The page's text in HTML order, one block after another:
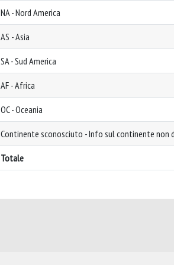
NA - Nord America
AS - Asia
SA - Sud America
AF - Africa
OC - Oceania
Continente sconosciuto - Info sul continente non
Totale